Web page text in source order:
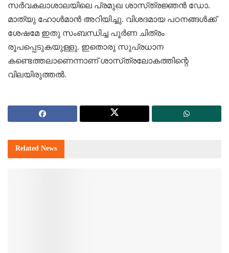
സര്‍വകലാശാലയിലെ പ്രമുഖ ശാസ്‌ത്രജ്ഞന്‍ ഡോ.
മാത്യു ഹോള്‍മാന്‍ അറിയിച്ചു. വിശദമായ പഠനങ്ങള്‍ക്ക്‌
ശേഷമേ ഇതു സംബന്ധിച്ച പൂര്‍ണ ചിത്രം
രൂപപ്പെടുകയുള്ളു. ഇതൊരു സുപ്രധാന
കണ്ടെത്തലാണെന്നാണ്‌ ശാസ്‌ത്രലോകത്തിന്റെ
വിലയിരുത്തല്‍.
Related News